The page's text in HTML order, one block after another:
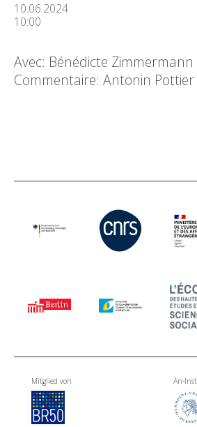
10.06.2024
10:00
Avec: Bénédicte Zimmermann
Commentaire: Antonin Pottier
Mitglied von An-